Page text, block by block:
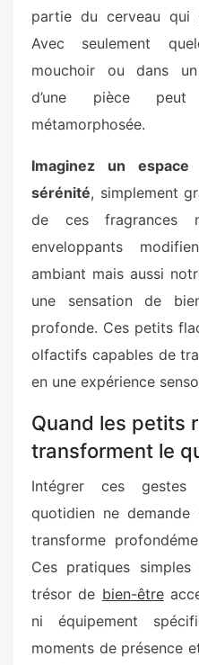
partie du cerveau qui
Avec seulement
mouchoir ou dans un
d’une pièce peut
métamorphosée.
Imaginez un
sérénité, simplement
de ces fragrances
enveloppants
ambiant mais aussi
une sensation de
profonde. Ces petits
olfactifs capables de
en une expérience
Quand les petits
transforment le
Intégrer ces gestes
quotidien ne
transforme
Ces pratiques
trésor de bien-être
ni équipement
moments de présence